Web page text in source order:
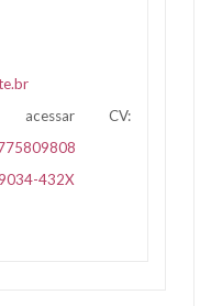
CV:
432X